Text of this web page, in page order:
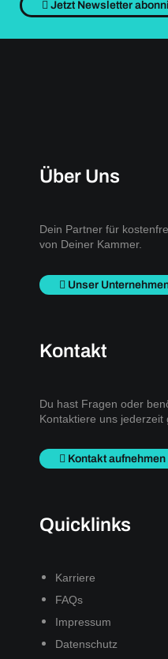
Jetzt Newsletter
Über Uns
Dein Partner für
von Deiner Kammer.
Unser
Kontakt
Du hast Fragen oder
Kontaktiere uns jederzeit
Kontakt aufnehmen
Quicklinks
Karriere
FAQs
Impressum
Datenschutz